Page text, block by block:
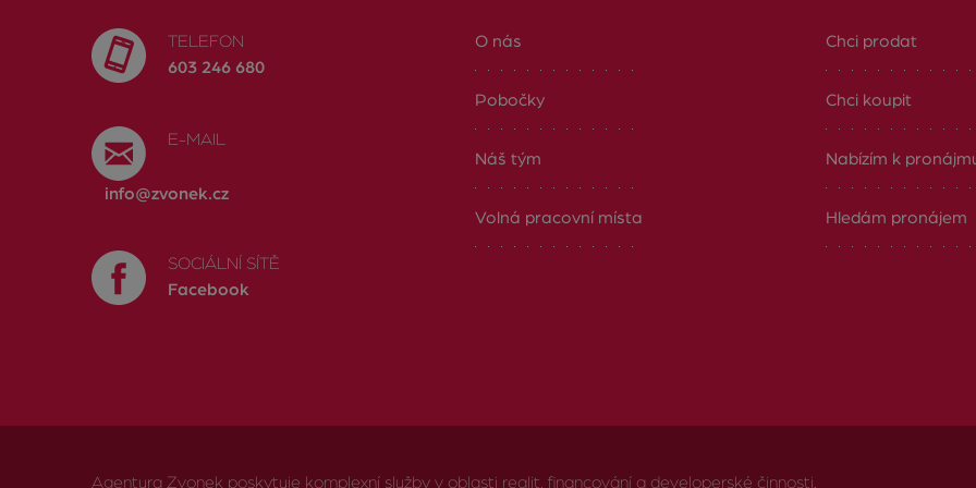
TELEFON
603 246 680
E-MAIL
info@zvonek.cz
SOCIÁLNÍ SÍTĚ
Facebook
O nás
Pobočky
Náš tým
Volná pracovní místa
Chci prodat
Chci koupit
Nabízím k
Hledám pronájem
Agentura Zvonek poskytuje komplexní služby v oblasti realit, financování a developerské činnosti.